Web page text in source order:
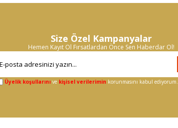
Size Özel Kampanyalar
Hemen Kayıt Ol Fırsatlardan Önce Sen Haberdar Ol!
Üyelik koşullarınıve kişisel verilerimin korunmasını kabul ediyorum.